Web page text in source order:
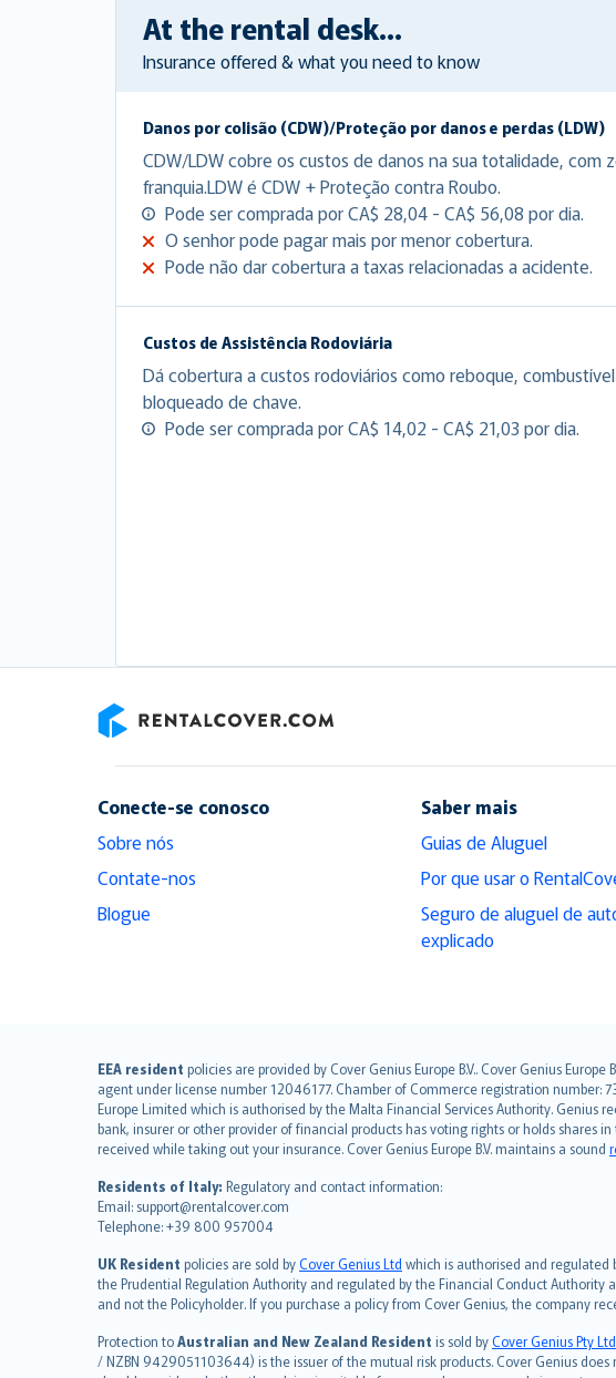
At the rental desk...
Insurance offered & what you need to know
Danos por colisão (CDW)/Proteção por danos e perdas (LDW)
CDW/LDW cobre os custos de danos na sua totalidade, com
franquia.LDW é CDW + Proteção contra Roubo.
Pode ser comprada por CA$ 28,04 - CA$ 56,08 por dia.
O senhor pode pagar mais por menor cobertura.
Pode não dar cobertura a taxas relacionadas a acidente.
Custos de Assistência Rodoviária
Dá cobertura a custos rodoviários como reboque,
bloqueado de chave.
Pode ser comprada por CA$ 14,02 - CA$ 21,03 por dia.
Conecte-se conosco
Sobre nós
Contate-nos
Blogue
Saber mais
Guias de Aluguel
Por que usar o
Seguro de aluguel de
explicado
EEA resident policies are provided by Cover Genius Europe B.V.. Cover Genius
agent under license number 12046177. Chamber of Commerce registration number:
Europe Limited which is authorised by the Malta Financial Services Authority. Genius
bank, insurer or other provider of financial products has voting rights or holds shares
received while taking out your insurance. Cover Genius Europe B.V. maintains a sound
Residents of Italy: Regulatory and contact information:
Email: support@rentalcover.com
Telephone: +39 800 957004
UK Resident policies are sold byCover Genius Ltd which is authorised and regulated
the Prudential Regulation Authority and regulated by the Financial Conduct
and not the Policyholder. If you purchase a policy from Cover Genius, the company
Protection toAustralian and New Zealand Resident is sold byCover Genius Pty Ltd
/ NZBN 9429051103644) is the issuer of the mutual risk products. Cover Genius
English (UK)
English (US)
Deutsch
français
Nederlands
español
italiano
简体中文
繁體中文
Português
polski
עברית